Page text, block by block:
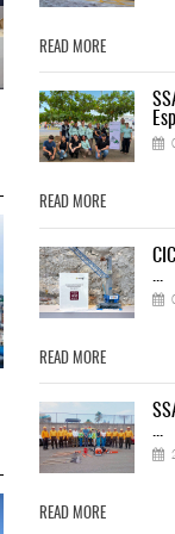
Miguel Ángel Bres
seguridad en CON ...
07 AGO 2026
Cárdenas incorpora
06 AGO 2026
READ MORE
READ MORE
READ MORE
...
READ MORE